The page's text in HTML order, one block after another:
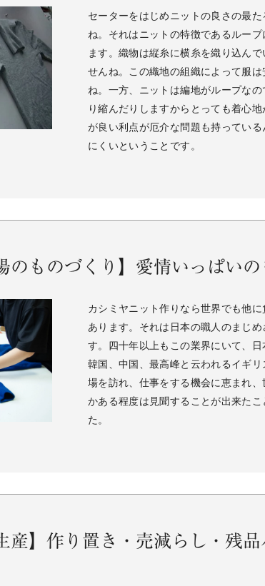
セーターをはじめニットの良さの最
ね。それはニットの特徴であるルー
ます。織物は縦糸に横糸を織り込ん
せんね。この織地の組織によって服
ね。一方、ニットは編地がループな
り縮んだりしますからとっても着心
が良い利点が厄介な問題も持ってい
にくいということです。
のものづくり】愛情いっぱいの
カシミヤニット作りなら世界でも他
あります。それは日本の職人のまじ
す。四十年以上もこの業界にいて、日
韓国、中国、最高峰と云われるイギ
場を訪れ、仕事をする機会に恵まれ
かある程度は見聞することが出来た
た。
産】作り置き・売減らし・残